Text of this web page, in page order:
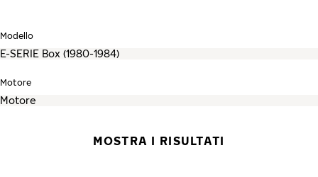
Modello
Motore
MOSTRA I RISULTATI